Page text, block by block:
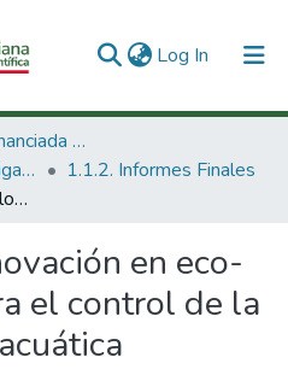
Log In (current)
1. Investigación Financiada con Recursos Públicos
1.1 Productos de investigación
1.1.2. Informes Finales
Innovación en eco-tecnologías para el control de la contaminación acuática
en eco-
el control de la